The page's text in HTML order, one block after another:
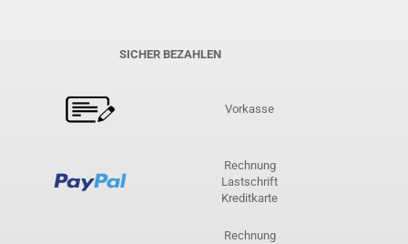
SICHER BEZAHLEN
Vorkasse
Rechnung
Lastschrift
Kreditkarte
Rechnung